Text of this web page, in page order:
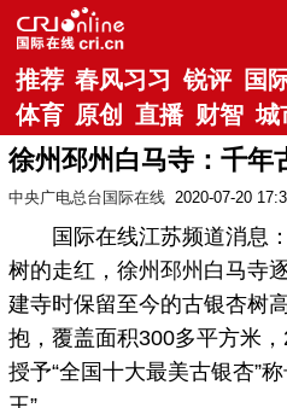
推荐 春风习习 锐评 国
体育 原创 直播 财智 城
徐州邳州白马寺：千年
中央广电总台国际在线 2020-07-20
国际在线江苏频道消息：
树的走红，徐州邳州白马寺
建寺时保留至今的古银杏树
抱，覆盖面积300多平方米
授予“全国十大最美古银杏”